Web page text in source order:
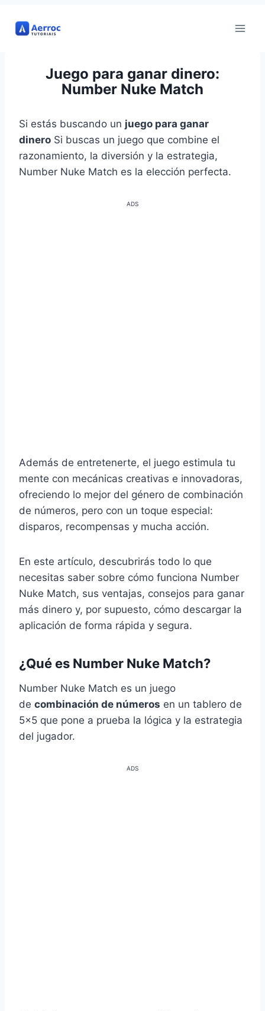
Juego para ganar dinero:
Number Nuke Match
Si estás buscando un juego para ganar
dinero Si buscas un juego que combine el
razonamiento, la diversión y la estrategia,
Number Nuke Match es la elección perfecta.
ADS
Además de entretenerte, el juego estimula tu
mente con mecánicas creativas e innovadoras,
ofreciendo lo mejor del género de combinación
de números, pero con un toque especial:
disparos, recompensas y mucha acción.
En este artículo, descubrirás todo lo que
necesitas saber sobre cómo funciona Number
Nuke Match, sus ventajas, consejos para ganar
más dinero y, por supuesto, cómo descargar la
aplicación de forma rápida y segura.
¿Qué es Number Nuke Match?
Number Nuke Match es un juego
de combinación de números en un tablero de
5×5 que pone a prueba la lógica y la estrategia
del jugador.
ADS